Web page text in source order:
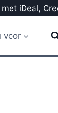
iDeal,
voor